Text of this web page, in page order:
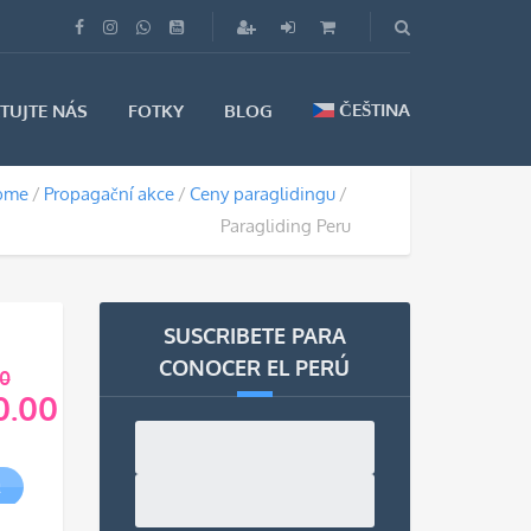
NÁS FOTKY BLOG ČEŠTINA
Propagační akce
Ceny paraglidingu
Paragliding Peru
SUSCRIBETE PARA
CONOCER EL PERÚ